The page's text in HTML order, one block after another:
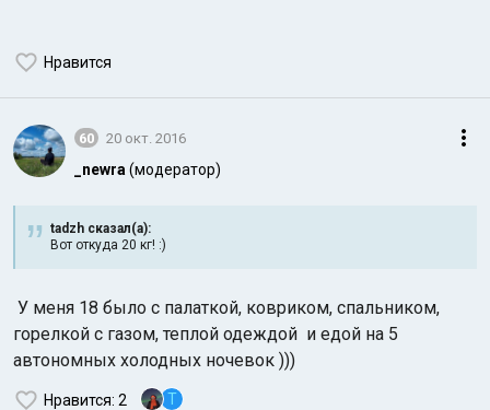
Нравится
60 20 окт. 2016
_newra (модератор)
tadzh сказал(а):
Вот откуда 20 кг! :)
У меня 18 было с палаткой, ковриком, спальником,
горелкой с газом, теплой одеждой и едой на 5
автономных холодных ночевок )))
Нравится: 2 T